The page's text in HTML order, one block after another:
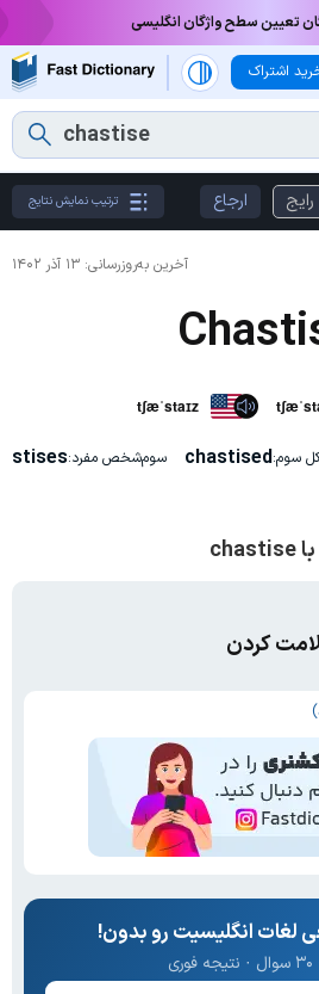
تعیین سطح واژگان انگلیسی
اشتراک
ارجاع ترتیب نمایش نتایج
آخرین به‌روزرسانی: ۱۳ آذر ۱۴۰۲
tʃæˈstaɪz
سوم:chastised سوم‌شخص مفرد:
کردن
لغات انگلیسیت رو بدون!